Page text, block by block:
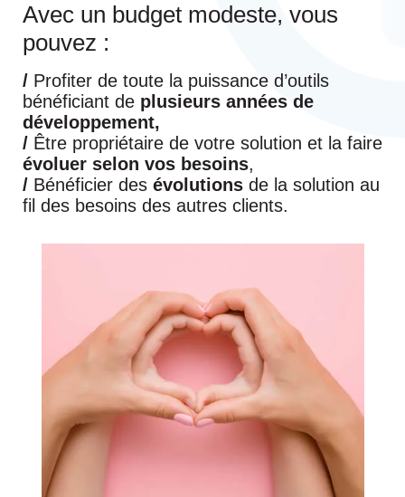
Avec un budget modeste, vous
pouvez :
/ Profiter de toute la puissance d’outils
bénéficiant de plusieurs années de
développement,
/ Être propriétaire de votre solution et la faire
évoluer selon vos besoins,
/ Bénéficier des évolutions de la solution au
fil des besoins des autres clients.